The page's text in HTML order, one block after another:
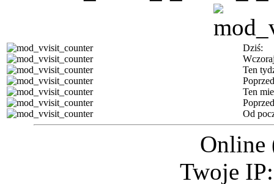
Dziś:
Ten
Ten
Od
Online
Twoje